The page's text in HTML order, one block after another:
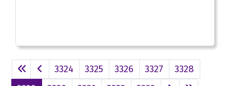
3324 3325 3326 3327
3328